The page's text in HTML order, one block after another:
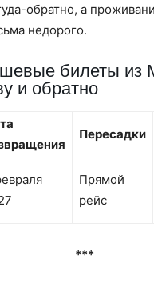
обратно, а
недорого.
билеты из
и обратно
Пересадки
Прямой
рейс
***